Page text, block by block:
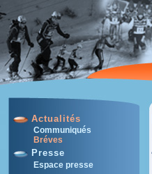
Actualités
Communiqués
Bréves
Presse
Espace presse